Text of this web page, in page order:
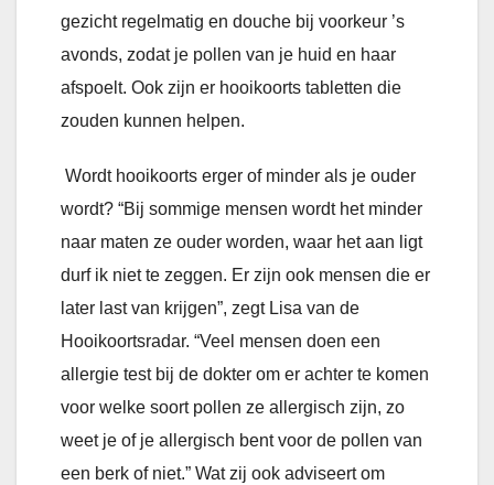
gezicht regelmatig en douche bij voorkeur ’s
avonds, zodat je pollen van je huid en haar
afspoelt. Ook zijn er hooikoorts tabletten die
zouden kunnen helpen.
Wordt hooikoorts erger of minder als je ouder
wordt? “Bij sommige mensen wordt het minder
naar maten ze ouder worden, waar het aan ligt
durf ik niet te zeggen. Er zijn ook mensen die er
later last van krijgen”, zegt Lisa van de
Hooikoortsradar. “Veel mensen doen een
allergie test bij de dokter om er achter te komen
voor welke soort pollen ze allergisch zijn, zo
weet je of je allergisch bent voor de pollen van
een berk of niet.” Wat zij ook adviseert om